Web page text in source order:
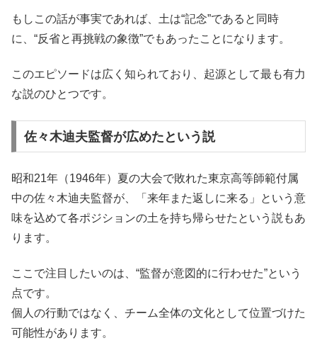
もしこの話が事実であれば、土は“記念”であると同時
に、“反省と再挑戦の象徴”でもあったことになります。
このエピソードは広く知られており、起源として最も有力
な説のひとつです。
佐々木迪夫監督が広めたという説
昭和21年（1946年）夏の大会で敗れた東京高等師範付属
中の佐々木迪夫監督が、「来年また返しに来る」という意
味を込めて各ポジションの土を持ち帰らせたという説もあ
ります。
ここで注目したいのは、“監督が意図的に行わせた”という
点です。
個人の行動ではなく、チーム全体の文化として位置づけた
可能性があります。